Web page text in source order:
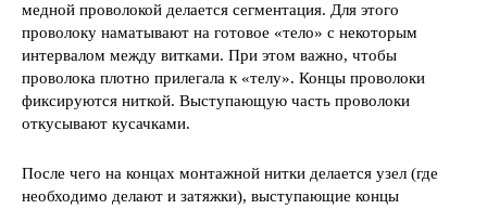
медной проволокой делается сегментация. Для этого
проволоку наматывают на готовое «тело» с некоторым
интервалом между витками. При этом важно, чтобы
проволока плотно прилегала к «телу». Концы проволоки
фиксируются ниткой. Выступающую часть проволоки
откусывают кусачками.
После чего на концах монтажной нитки делается узел (где
необходимо делают и затяжки), выступающие концы